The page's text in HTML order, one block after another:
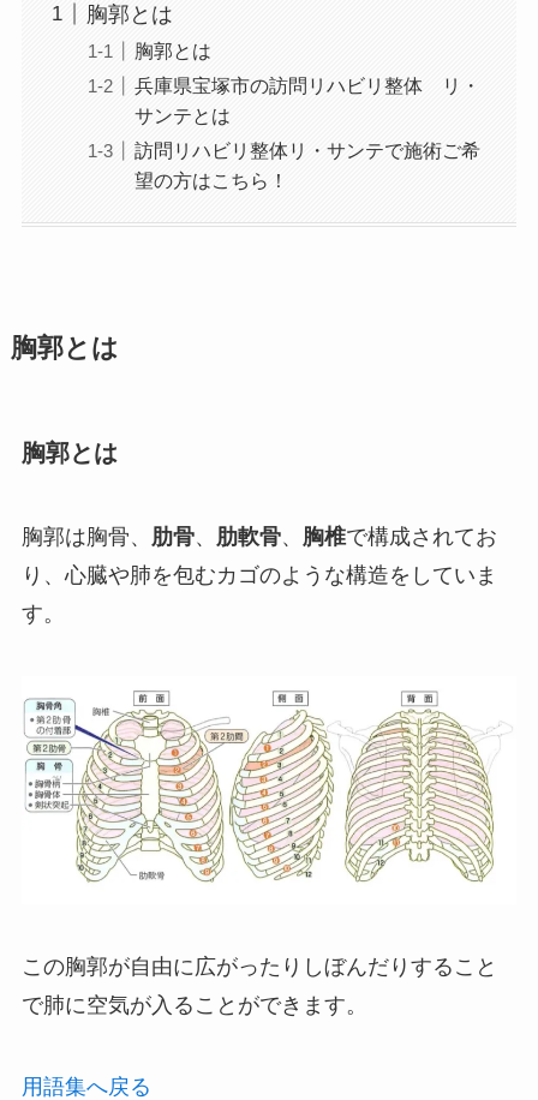
胸郭とは
胸郭とは
兵庫県宝塚市の訪問リハビリ整体 リ・
サンテとは
訪問リハビリ整体リ・サンテで施術ご希
望の方はこちら！
胸郭とは
胸郭とは
胸郭は胸骨、 肋骨、 肋軟骨、 胸椎で構成されてお
り、心臓や肺を包むカゴのような構造をしていま
す。
この胸郭が自由に広がったりしぼんだりすること
で肺に空気が入ることができます。
用語集へ戻る